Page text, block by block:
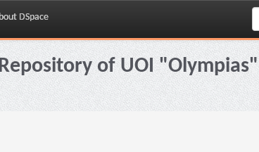
DSpace
of UOI "Olympias"